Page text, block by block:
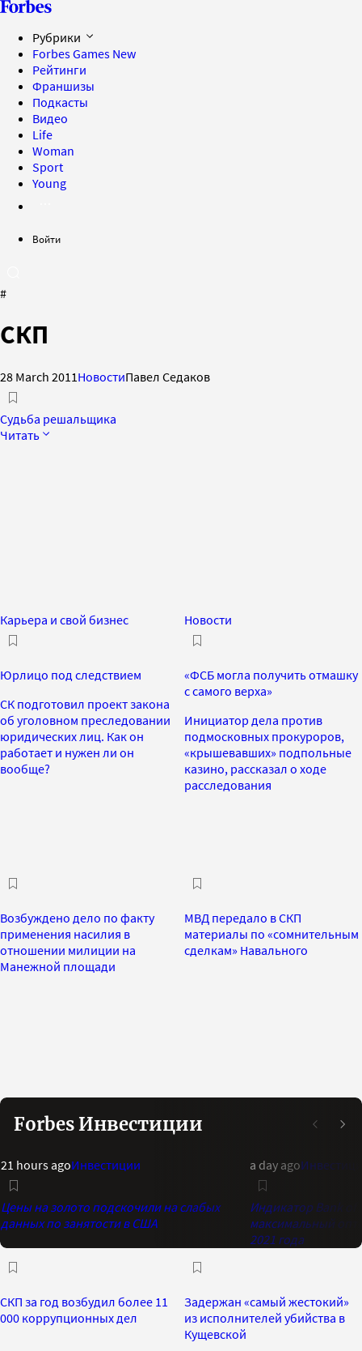
Рубрики
Forbes Games New
Рейтинги
Франшизы
Подкасты
Видео
Life
Woman
Sport
Young
Войти
#
СКП
28 March 2011 НовостиПавел Седаков
Судьба решальщика
Читать
Карьера и свой бизнес
Юрлицо под следствием
СК подготовил проект закона
об уголовном преследовании
юридических лиц. Как он
работает и нужен ли он
вообще?
Новости
«ФСБ могла получить отмашку
с самого верха»
Инициатор дела против
подмосковных прокуроров,
«крышевавших» подпольные
казино, рассказал о ходе
расследования
Возбуждено дело по факту
применения насилия в
отношении милиции на
Манежной площади
МВД передало в СКП
материалы по «сомнительным
сделкам» Навального
Forbes Инвестиции
21 hours agoИнвестиции
Цены на золото подскочили на слабых
данных по занятости в США
a day ago
Индикатор Bank of
максимальный
2021 года
СКП за год возбудил более 11
000 коррупционных дел
Задержан «самый жестокий»
из исполнителей убийства в
Кущевской